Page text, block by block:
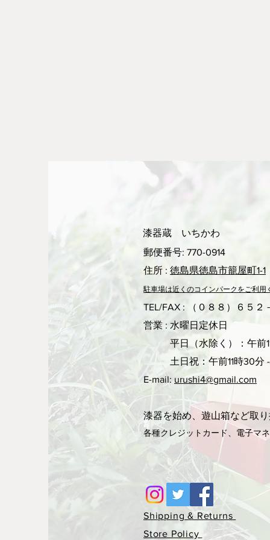
漆器蔵 いちかわ
郵便番号: 770-0914
住所 : 徳島県徳島市籠屋町1-1
駐車場は近くのコ インパークをご利用
TEL/FAX : （０８８）６５２
営業 : 水曜日定休日
平日（水除く）：午前11
土日祝：午前11時30分 -
E-mail: urushi4@gmail.com
漆器を始め、遊山箱など取
各種クレジットカード、電子マ
Shipping & Returns
Store Policy